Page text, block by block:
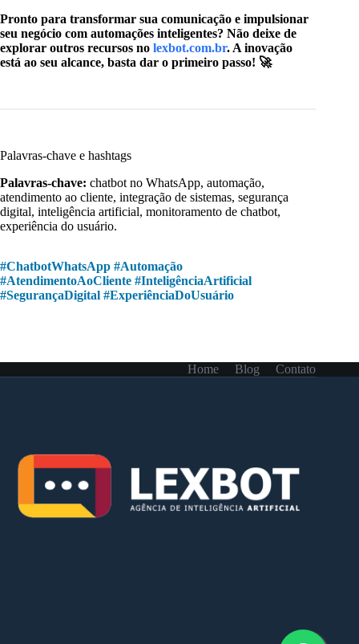
Pronto para transformar sua comunicação e impulsionar
seu negócio com automações inteligentes? Não deixe de
explorar outros recursos no lexbot.com.br. A inovação
está ao seu alcance, basta dar o primeiro passo! 🚀
Palavras-chave e hashtags
Palavras-chave: chatbot no WhatsApp, automação,
atendimento ao cliente, integração de sistemas, segurança
digital, inteligência artificial, monitoramento de chatbot,
experiência do usuário.
#ChatbotWhatsApp #Automação
#AtendimentoAoCliente #InteligênciaArtificial
#SegurançaDigital #ExperiênciaDoUsuário
Home Blog Contato